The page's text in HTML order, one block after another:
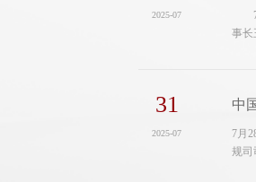
2025-07
7
事长
31
2025-07
中
7月
规司